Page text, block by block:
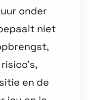
onder
niet
en de